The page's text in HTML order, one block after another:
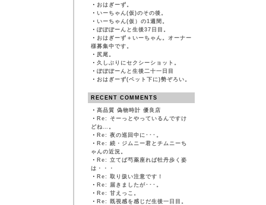
・ おはぎーず。
・ いーちゃん(仮)のその後。
・ いーちゃん(仮）の1週間。
・ ぽぽぽーんと生後37日目。
・ おはぎーず＋いーちゃん。オーナー
様募集中です。
・ 尻尾。
・ 久しぶりにセクシーショット。
・ ぽぽぽーんと生後二十一日目
・ おはぎーず(ベット下に)勢ぞろい。
RECENT COMMENTS
・ 高品質 偽物時計 優良店
・ Re: そーっとやっているんですけ
どね…。
・ Re: 夜の巡回中に･･･。
・ Re: 続・ジムニー君とチムニーち
ゃんの近況。
・ Re: 立てば芍薬座れば牡丹歩く姿
は・・・
・ Re: 取り扱い注意です！
・ Re: 届きましたが･･･。
・ Re: 甘えっこ。
・ Re: 既視感を感じだ生後一日目。